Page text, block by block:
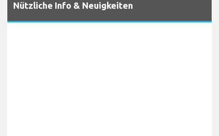
Nützliche Info & Neuigkeiten